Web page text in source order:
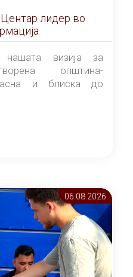
лидер во
нашата визија за
општина-
и блиска до
06.08 2026